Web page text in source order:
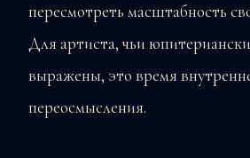
пересмотреть масштабность
Для артиста, чьи
выражены, это время
переосмысления.